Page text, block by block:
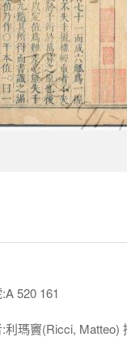
520 161
利瑪竇(Ricci, Matteo)